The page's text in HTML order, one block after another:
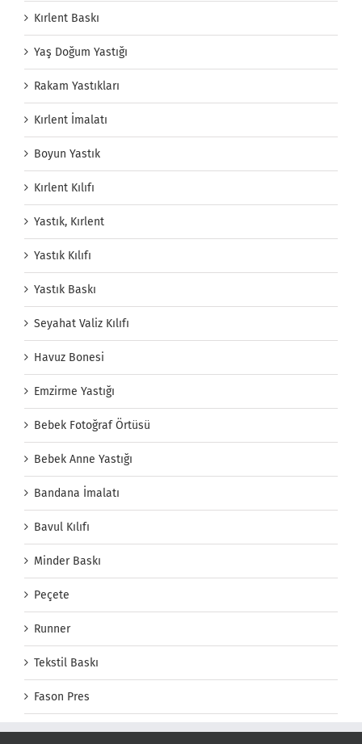
Kırlent Baskı
Yaş Doğum Yastığı
Rakam Yastıkları
Kırlent İmalatı
Boyun Yastık
Kırlent Kılıfı
Yastık, Kırlent
Yastık Kılıfı
Yastık Baskı
Seyahat Valiz Kılıfı
Havuz Bonesi
Emzirme Yastığı
Bebek Fotoğraf Örtüsü
Bebek Anne Yastığı
Bandana İmalatı
Bavul Kılıfı
Minder Baskı
Peçete
Runner
Tekstil Baskı
Fason Pres